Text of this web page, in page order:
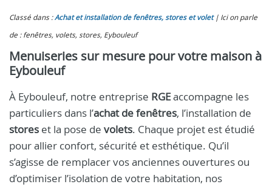
Classé dans :Achat et installation de fenêtres, stores et volet
Ici on parle
de : fenêtres, volets, stores, Eybouleuf
Menuiseries sur mesure pour votre maison à
Eybouleuf
À Eybouleuf, notre entreprise RGEaccompagne les
particuliers dans l’achat de fenêtres, l’installation de
stores et la pose de volets. Chaque projet est étudié
pour allier confort, sécurité et esthétique. Qu’il
s’agisse de remplacer vos anciennes ouvertures ou
d’optimiser l’isolation de votre habitation, nos